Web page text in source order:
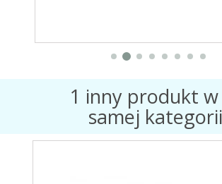
1 inny produkt
samej